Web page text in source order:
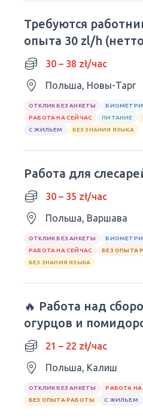
Требуются
опыта 30 zl/h
30 – 38 zł/час
Польша, Новы-Тарг
ОТКЛИК БЕЗ АНКЕТЫ
РАБОТА НА СЕЙЧАС
ПИТАНИЕ
С ЖИЛЬЕМ
БЕЗ ЗНАНИЯ ЯЗЫКА
Работа для
30 – 35 zł/час
Польша, Варшава
ОТКЛИК БЕЗ АНКЕТЫ
РАБОТА НА СЕЙЧАС
БЕЗ ОПЫТА
БЕЗ ЗНАНИЯ ЯЗЫКА
🔥 Работа над
огурцов и
21 – 22 zł/час
Польша, Калиш
ОТКЛИК БЕЗ АНКЕТЫ
РАБОТА НА
БЕЗ ОПЫТА РАБОТЫ
С ЖИЛЬЕМ